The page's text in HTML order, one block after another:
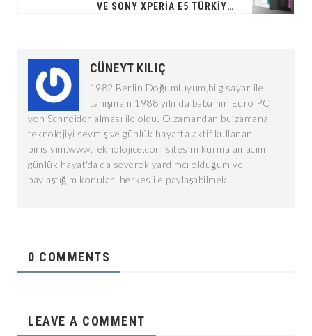
VE SONY XPERIA E5 TÜRKIYE'DE SATIŞTA !
CÜNEYT KILIÇ
1982 Berlin Doğumluyum,bilgisayar ile
tanışmam 1988 yılında babamın Euro PC
von Schneider alması ile oldu. O zamandan bu zamana
teknolojiyi sevmiş ve günlük hayatta aktif kullanan
birisiyim.www.Teknolojice.com sitesini kurma amacım
günlük hayat'da da severek yardımcı olduğum ve
paylaştığım konuları herkes ile paylaşabilmek
0 COMMENTS
LEAVE A COMMENT